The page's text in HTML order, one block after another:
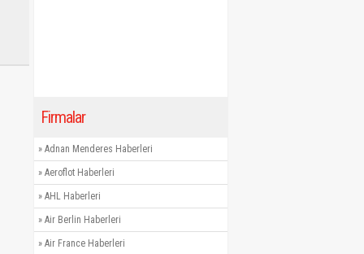
Firmalar
» Adnan Menderes Haberleri
» Aeroflot Haberleri
» AHL Haberleri
» Air Berlin Haberleri
» Air France Haberleri